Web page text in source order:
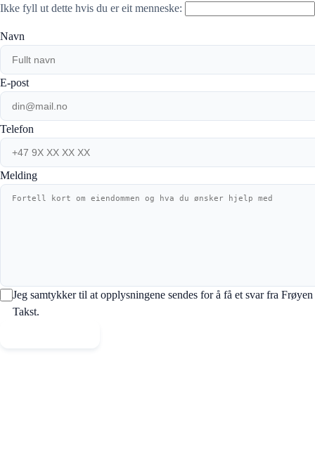
Ikke fyll ut dette hvis du er eit menneske:
Navn
E-post
Telefon
Melding
Jeg samtykker til at opplysningene sendes for å få et svar fra Frøyen
Takst.